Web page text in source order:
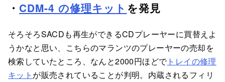
・ CDM-4 の修理キット を発見
そろそろSACDも再生ができるCDプレーヤーに買替えよ
うかなと思い、こちらのマランツのプレーヤーの売却を
検索していたところ、なんと2000円ほどでトレイの修理
キット が販売されていることが判明。内蔵されるフィリ